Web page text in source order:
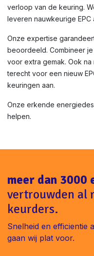
verloop van de keuring.
leveren nauwkeurige EPC
Onze expertise
beoordeeld. Combineer
voor extra gemak. Ook
terecht voor een nieuw
keuringen aan.
Onze erkende
helpen.
meer dan 3000
vertrouwden al
keurders.
Snelheid en efficientie
gaan wij plat voor.